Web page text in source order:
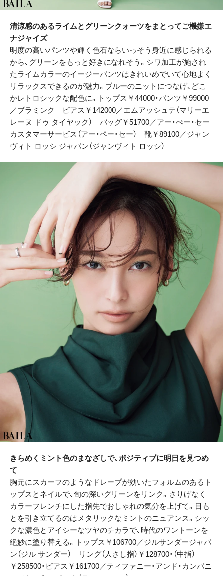
清涼感のあるライムとグリーンクォーツをまとってご機嫌エ
ナジャイズ
明度の高いパンツや輝く色石ならいっそう身近に感じられる
から、グリーンをもっと好きになれそう。シワ加工が施され
たライムカラーのイージーパンツはきれいめでいて心地よく
リラックスできるのが魅力。ブルーのニットにつなげ、どこ
かレトロシックな配色に。トップス￥44000・パンツ￥99000
／ブラミンク ピアス￥142000／エムアッシュテ（マリーエ
レーヌ ドゥ タイヤック） バッグ￥51700／アー・ぺー・セー
カスタマーサービス（アー・ペー・セー） 靴￥89100／ジャン
ヴィト ロッシ ジャパン（ジャンヴィト ロッシ）
きらめくミント色のまなざしで、ポジティブに明日を見つめ
て
胸元にスカーフのようなドレープが効いたフォルムのあるト
ップスとネイルで、旬の深いグリーンをリンク。さりげなく
カラーフレンチにした指先でおしゃれの気分を上げて。目も
とを引き立てるのはメタリックなミントのニュアンス。シッ
クな濃色とアイシーなツヤのチカラで、時代のワントーンを
絶妙に塗り替える。トップス￥106700／ジルサンダージャパ
ン（ジル サンダー） リング（人さし指）￥128700・（中指）
￥258500・ピアス￥161700／ティファニー・アンド・カンパニ